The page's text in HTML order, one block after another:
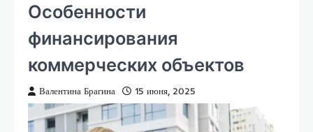
Особенности
финансирования
коммерческих объектов
Валентина Брагина 15 июня, 2025